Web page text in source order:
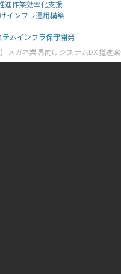
進作業効率化支援
インフラ運用構築
テムインフラ保守開発
】メガネ業界向けシステムDX推進